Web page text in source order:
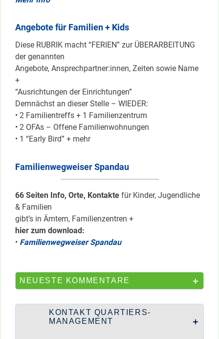
Angebote für Familien + Kids
Diese RUBRIK macht “FERIEN” zur ÜBERARBEITUNG
der genannten
Angebote, Ansprechpartner:innen, Zeiten sowie Name
+
“Ausrichtungen der Einrichtungen”
Demnächst an dieser Stelle – WIEDER:
• 2 Familientreffs + 1 Familienzentrum
• 2 OFAs – Offene Familienwohnungen
• 1 “Early Bird” + mehr
Familienwegweiser Spandau
66 Seiten Info, Orte, Kontakte für Kinder, Jugendliche
& Familien
gibt’s in Ämtern, Familienzentren +
hier zum download:
• Familienwegweiser Spandau
NEUESTE KOMMENTARE
KONTAKT QUARTIERS-
MANAGEMENT